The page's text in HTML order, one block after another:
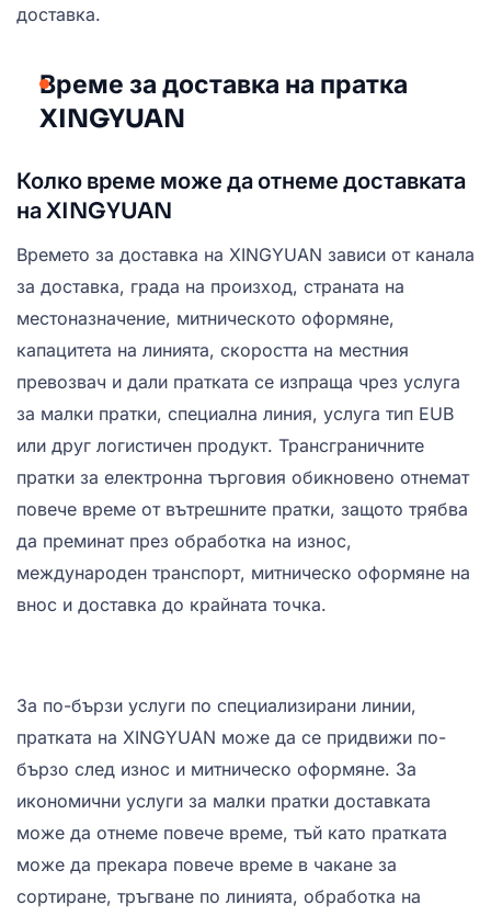
доставка.
Време за доставка на пратка
XINGYUAN
Колко време може да отнеме доставката
на XINGYUAN
Времето за доставка на XINGYUAN зависи от канала
за доставка, града на произход, страната на
местоназначение, митническото оформяне,
капацитета на линията, скоростта на местния
превозвач и дали пратката се изпраща чрез услуга
за малки пратки, специална линия, услуга тип EUB
или друг логистичен продукт. Трансграничните
пратки за електронна търговия обикновено отнемат
повече време от вътрешните пратки, защото трябва
да преминат през обработка на износ,
международен транспорт, митническо оформяне на
внос и доставка до крайната точка.
За по-бързи услуги по специализирани линии,
пратката на XINGYUAN може да се придвижи по-
бързо след износ и митническо оформяне. За
икономични услуги за малки пратки доставката
може да отнеме повече време, тъй като пратката
може да прекара повече време в чакане за
сортиране, тръгване по линията, обработка на